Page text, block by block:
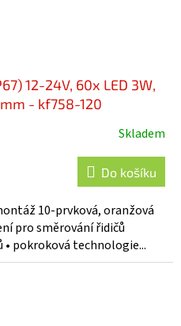
12-24V, 60x LED 3W,
- kf758-120
Skladem
Do košíku
10-prvková, oranžová
pro směrování řidičů
pokroková technologie...